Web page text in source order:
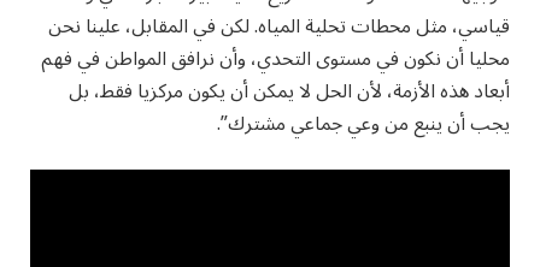
قياسي، مثل محطات تحلية المياه. لكن في المقابل، علينا نحن
محليا أن نكون في مستوى التحدي، وأن نرافق المواطن في فهم
أبعاد هذه الأزمة، لأن الحل لا يمكن أن يكون مركزيا فقط، بل
يجب أن ينبع من وعي جماعي مشترك”.